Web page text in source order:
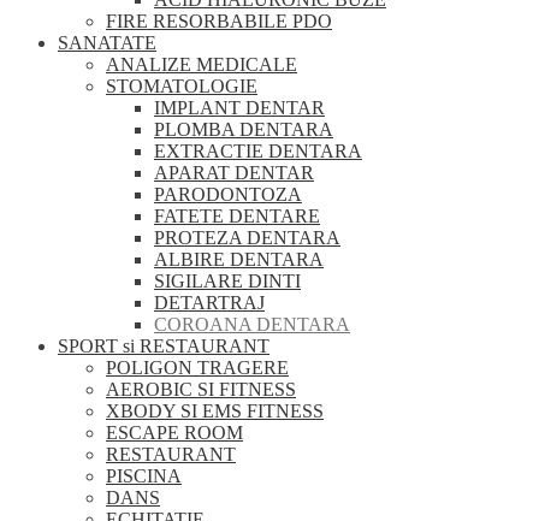
FIRE RESORBABILE PDO
SANATATE
ANALIZE MEDICALE
STOMATOLOGIE
IMPLANT DENTAR
PLOMBA DENTARA
EXTRACTIE DENTARA
APARAT DENTAR
PARODONTOZA
FATETE DENTARE
PROTEZA DENTARA
ALBIRE DENTARA
SIGILARE DINTI
DETARTRAJ
COROANA DENTARA
SPORT si RESTAURANT
POLIGON TRAGERE
AEROBIC SI FITNESS
XBODY SI EMS FITNESS
ESCAPE ROOM
RESTAURANT
PISCINA
DANS